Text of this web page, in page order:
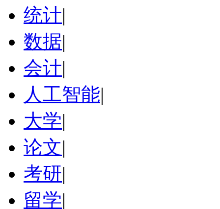
统计|
数据|
会计|
人工智能|
大学|
论文|
考研|
留学|